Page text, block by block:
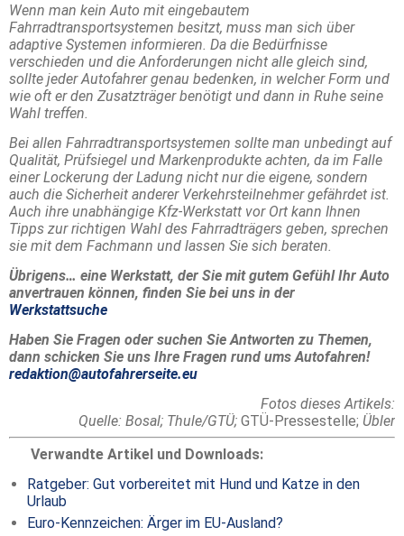
Wenn man kein Auto mit eingebautem
Fahrradtransportsystemen besitzt, muss man sich über
adaptive Systemen informieren. Da die Bedürfnisse
verschieden und die Anforderungen nicht alle gleich sind,
sollte jeder Autofahrer genau bedenken, in welcher Form und
wie oft er den Zusatzträger benötigt und dann in Ruhe seine
Wahl treffen.
Bei allen Fahrradtransportsystemen sollte man unbedingt auf
Qualität, Prüfsiegel und Markenprodukte achten, da im Falle
einer Lockerung der Ladung nicht nur die eigene, sondern
auch die Sicherheit anderer Verkehrsteilnehmer gefährdet ist.
Auch ihre unabhängige Kfz-Werkstatt vor Ort kann Ihnen
Tipps zur richtigen Wahl des Fahrradträgers geben, sprechen
sie mit dem Fachmann und lassen Sie sich beraten.
Übrigens… eine Werkstatt, der Sie mit gutem Gefühl Ihr Auto
anvertrauen können, finden Sie bei uns in der
Werkstattsuche
Haben Sie Fragen oder suchen Sie Antworten zu Themen,
dann schicken Sie uns Ihre Fragen rund ums Autofahren!
redaktion@autofahrerseite.eu
Fotos dieses Artikels:
Quelle: Bosal; Thule/GTÜ; GTÜ-Pressestelle; Übler
Verwandte Artikel und Downloads:
Ratgeber: Gut vorbereitet mit Hund und Katze in den
Urlaub
Euro-Kennzeichen: Ärger im EU-Ausland?